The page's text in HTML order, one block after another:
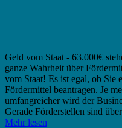
Geld vom Staat - 63.000€
ganze Wahrheit über
vom Staat! Es ist egal, ob Sie
Fördermittel beantragen. Je
umfangreicher wird der
Gerade Förderstellen sind
Mehr lesen